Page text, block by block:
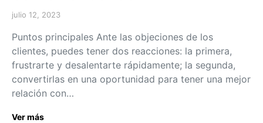
julio 12, 2023
Puntos principales Ante las objeciones de los
clientes, puedes tener dos reacciones: la primera,
frustrarte y desalentarte rápidamente; la segunda,
convertirlas en una oportunidad para tener una mejor
relación con…
Ver más